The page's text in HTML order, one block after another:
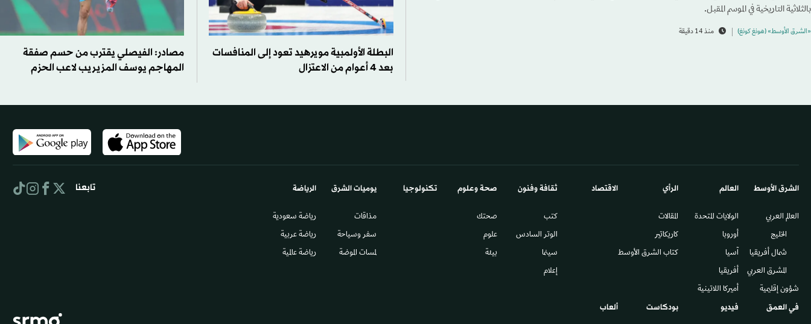
بالثلاثية التاريخية في الموسم المقبل.
«الشرق الأوسط» (هونغ كونغ) منذ 14 دقيقة
البطلة الأولمبية مويرهيد تعود إلى المنافسات
بعد 4 أعوام من الاعتزال
مصادر: الفيصلي يقترب من حسم صفقة
المهاجم يوسف المزيريب لاعب الحزم
الشرق الأوسط​
العالم العربي
الخليج
شمال أفريقيا
المشرق العربي
شؤون إقليمية
العالم
الولايات المتحدة
أوروبا
آسيا
أفريقيا
أميركا اللاتينية
الرأي
المقالات
كاريكاتير
كتاب الشرق الأوسط
الاقتصاد ثقافة وفنون
كتب
الوتر السادس​
سينما
إعلام
صحة وعلوم
صحتك
علوم
بيئة
تكنولوجيا يوميات الشرق​
مذاقات
سفر وسياحة
لمسات الموضة
الرياضة
رياضة سعودية
رياضة عربية
رياضة عالمية
في العمق فيديو بودكاست ألعاب
تابعنا